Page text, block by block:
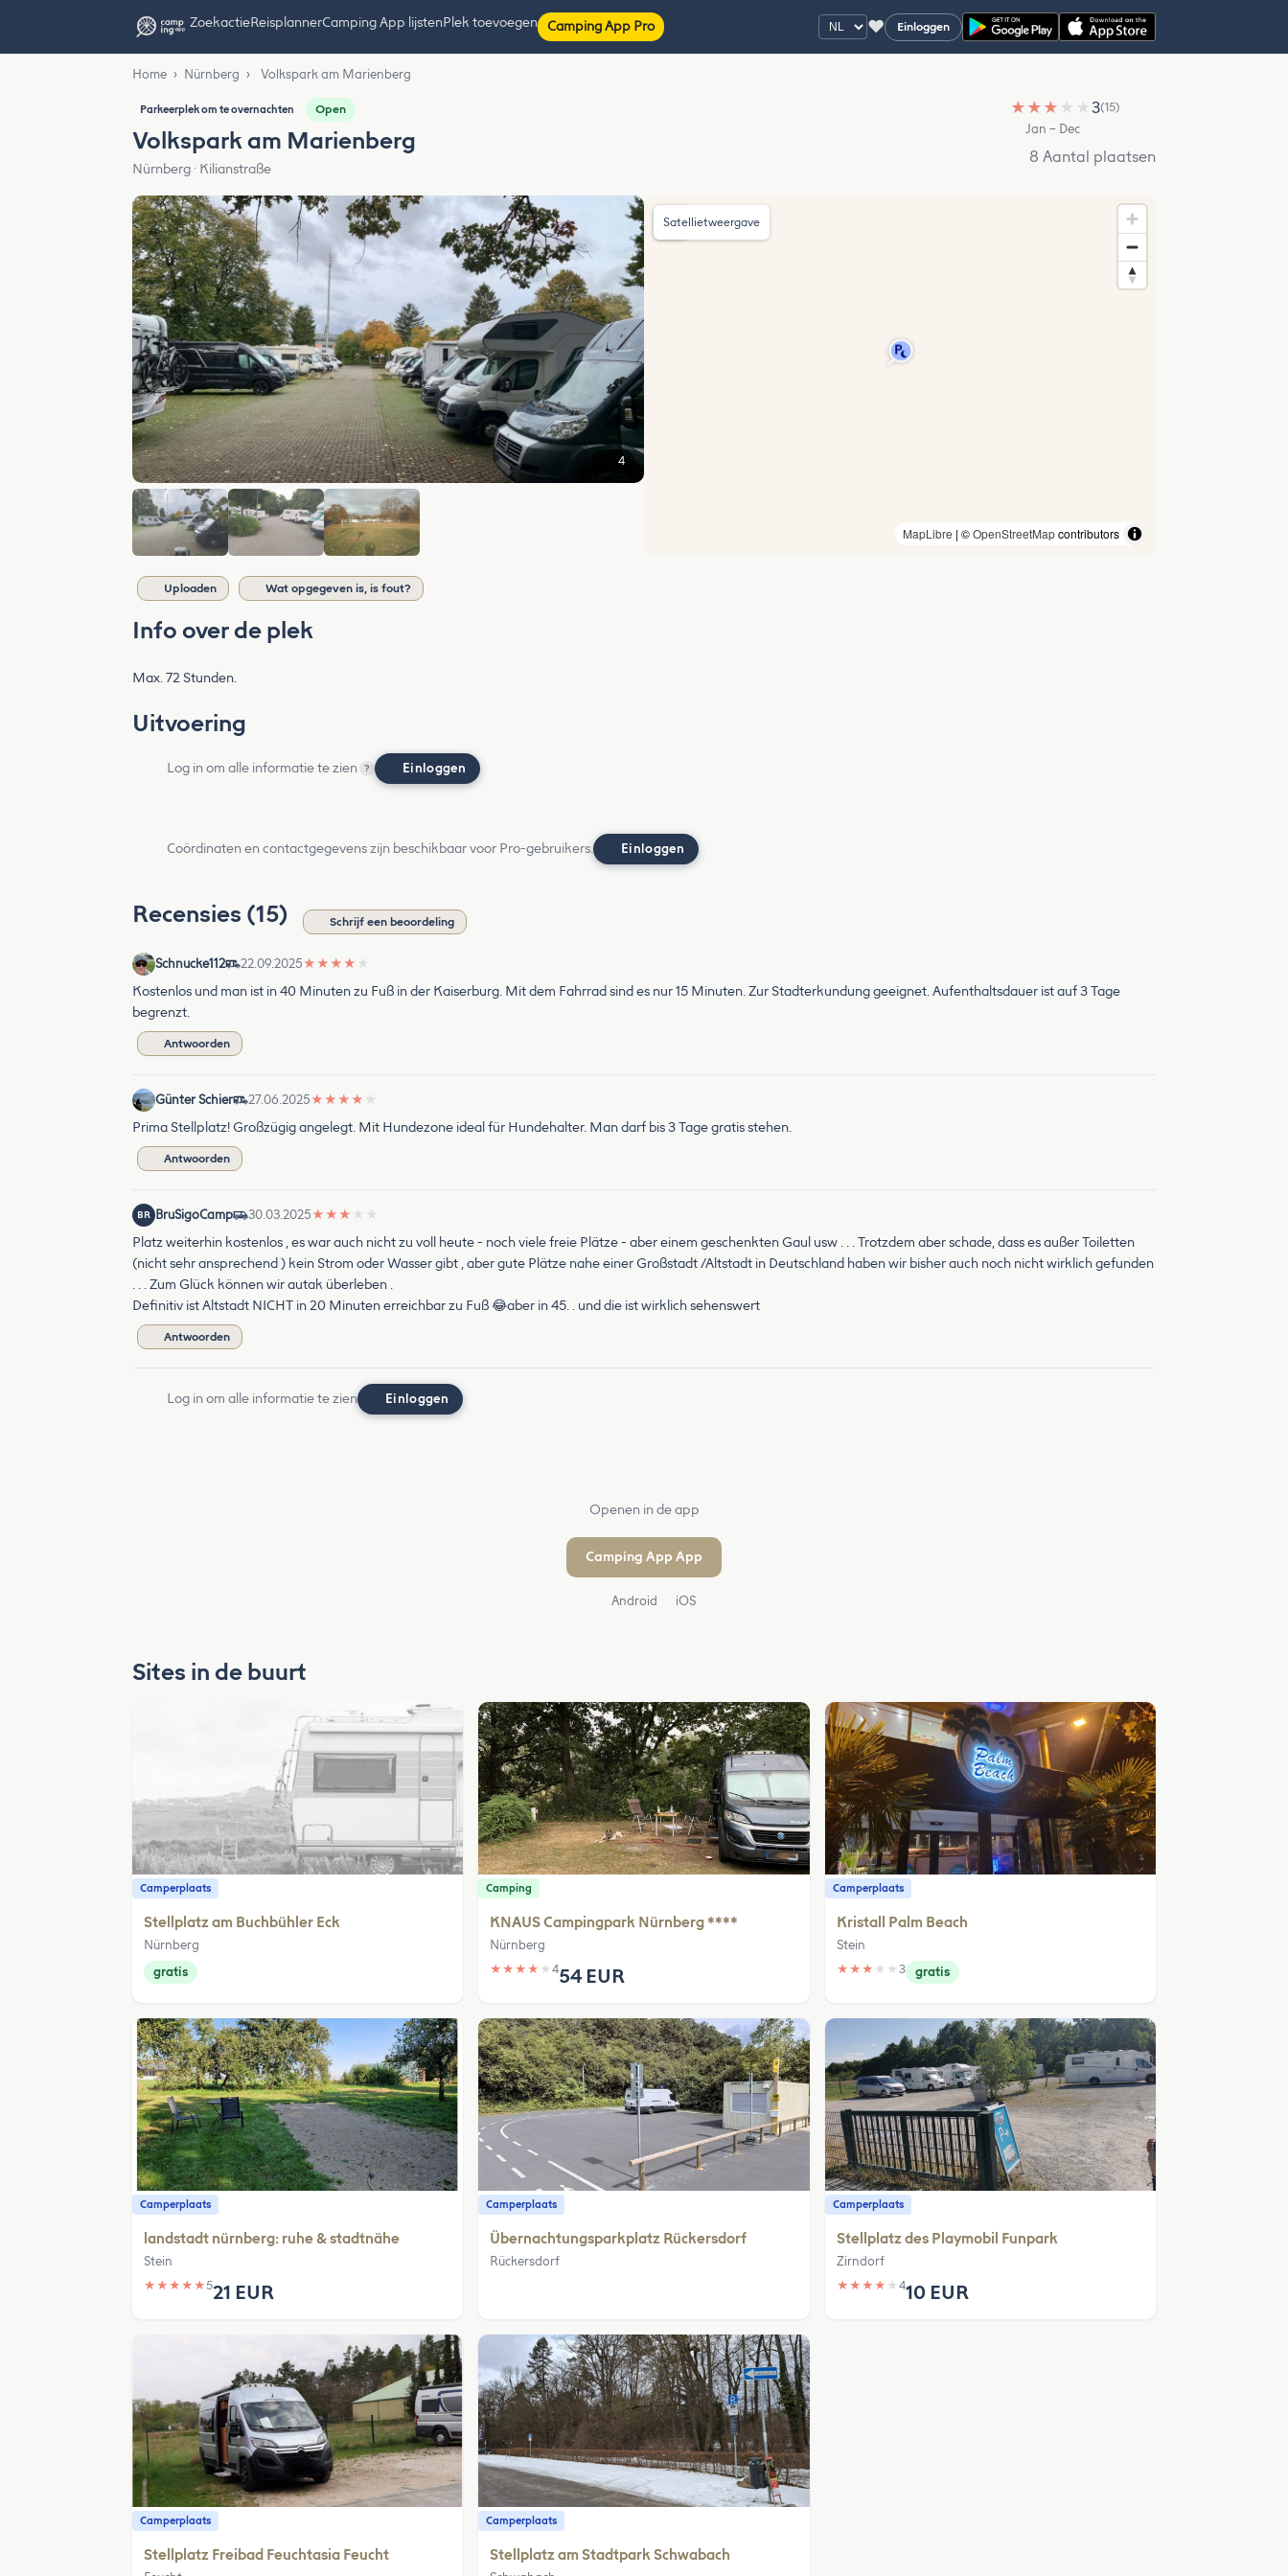
ZoekactieReisplannerCamping App lijstenPlek toevoegen Camping App Pro ♥ Einloggen
Home › Nürnberg › Volkspark am Marienberg
Parkeerplek om te overnachten Open
Volkspark am Marienberg
Nürnberg · Kilianstraße
★ ★ ★ ★ ★3(15)
Jan – Dec
8 Aantal plaatsen
4
MapLibre | ©OpenStreetMapcontributors
Satellietweergave
Uploaden Wat opgegeven is, is fout?
Info over de plek
Max. 72 Stunden.
Uitvoering
Log in om alle informatie te zien ? Einloggen
Coördinaten en contactgegevens zijn beschikbaar voor Pro-gebruikers. Einloggen
Recensies (15) Schrijf een beoordeling
Schnucke112 22.09.2025★ ★ ★ ★ ★
Kostenlos und man ist in 40 Minuten zu Fuß in der Kaiserburg. Mit dem Fahrrad sind es nur 15 Minuten. Zur Stadterkundung geeignet. Aufenthaltsdauer ist auf 3 Tage
begrenzt.
Antwoorden
Günter Schier 27.06.2025★ ★ ★ ★ ★
Prima Stellplatz! Großzügig angelegt. Mit Hundezone ideal für Hundehalter. Man darf bis 3 Tage gratis stehen.
Antwoorden
BR BruSigoCamp 30.03.2025★ ★ ★ ★ ★
Platz weiterhin kostenlos , es war auch nicht zu voll heute - noch viele freie Plätze - aber einem geschenkten Gaul usw . . . Trotzdem aber schade, dass es außer Toiletten
(nicht sehr ansprechend ) kein Strom oder Wasser gibt , aber gute Plätze nahe einer Großstadt /Altstadt in Deutschland haben wir bisher auch noch nicht wirklich gefunden
. . . Zum Glück können wir autak überleben .
Definitiv ist Altstadt NICHT in 20 Minuten erreichbar zu Fuß 😂aber in 45. . und die ist wirklich sehenswert
Antwoorden
Log in om alle informatie te zien Einloggen
Openen in de app
Camping App App
Android iOS
Sites in de buurt
Camperplaats
Stellplatz am Buchbühler Eck
Nürnberg
gratis
Camping
KNAUS Campingpark Nürnberg ****
Nürnberg
★ ★ ★ ★ ★454 EUR
Camperplaats
Kristall Palm Beach
Stein
★ ★ ★ ★ ★ 3 gratis
Camperplaats
landstadt nürnberg: ruhe & stadtnähe
Stein
★ ★ ★ ★ ★521 EUR
Camperplaats
Übernachtungsparkplatz Rückersdorf
Rückersdorf
Camperplaats
Stellplatz des Playmobil Funpark
Zirndorf
★ ★ ★ ★ ★ 410 EUR
Camperplaats
Stellplatz Freibad Feuchtasia Feucht
Camperplaats
Stellplatz am Stadtpark Schwabach